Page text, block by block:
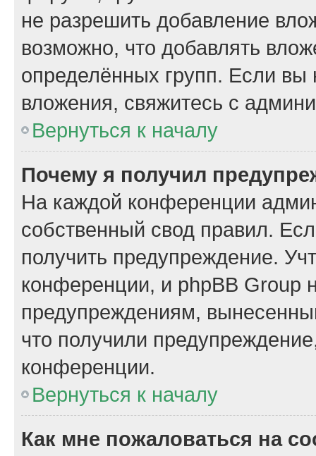
не разрешить добавление
возможно, что добавлять
определённых групп. Если вы
вложения, свяжитесь с
Вернуться к началу
Почему я получил
На каждой конференции
собственный свод правил.
получить предупреждение.
конференции, и phpBB Group
предупреждениям,
что получили
конференции.
Вернуться к началу
Как мне пожаловаться на